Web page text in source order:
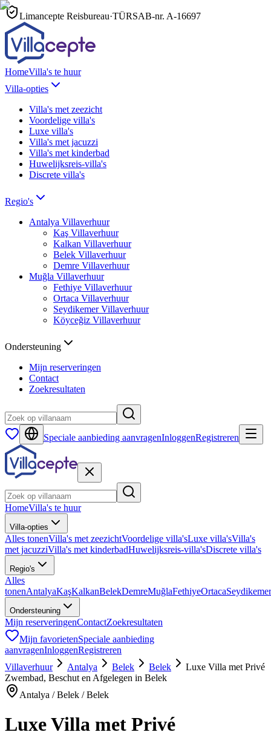
Limancepte Reisbureau·TÜRSAB-nr. A-16697
HomeVilla's te huur
Villa-opties
Villa's met zeezicht
Voordelige villa's
Luxe villa's
Villa's met jacuzzi
Villa's met kinderbad
Huwelijksreis-villa's
Discrete villa's
Regio's
Antalya Villaverhuur
Kaş Villaverhuur
Kalkan Villaverhuur
Belek Villaverhuur
Demre Villaverhuur
Muğla Villaverhuur
Fethiye Villaverhuur
Ortaca Villaverhuur
Seydikemer Villaverhuur
Köyceğiz Villaverhuur
Ondersteuning
Mijn reserveringen
Contact
Zoekresultaten
Speciale aanbieding aanvragenInloggenRegistreren
HomeVilla's te huur
Villa-opties
Alles tonenVilla's met zeezichtVoordelige villa'sLuxe villa'sVilla's
met jacuzziVilla's met kinderbadHuwelijksreis-villa'sDiscrete villa's
Regio's
Alles
tonenAntalyaKaşKalkanBelekDemreMuğlaFethiyeOrtacaSeydikemer
Ondersteuning
Mijn reserveringenContactZoekresultaten
Mijn favorietenSpeciale aanbieding
aanvragenInloggenRegistreren
Villaverhuur
Antalya Belek Belek
Luxe Villa met Privé
Zwembad, Beschut en Afgelegen in Belek
Antalya / Belek / Belek
Luxe Villa met Privé